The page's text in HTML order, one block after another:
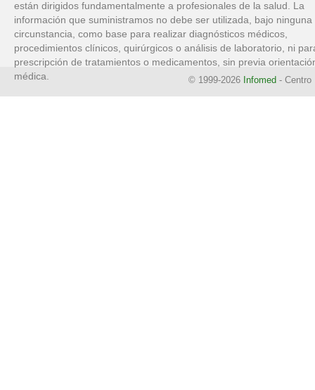
están dirigidos fundamentalmente a profesionales de la salud. La
información que suministramos no debe ser utilizada, bajo ninguna
circunstancia, como base para realizar diagnósticos médicos,
procedimientos clínicos, quirúrgicos o análisis de laboratorio, ni
prescripción de tratamientos o medicamentos, sin previa
médica.
© 1999-2026 Infomed - Centro